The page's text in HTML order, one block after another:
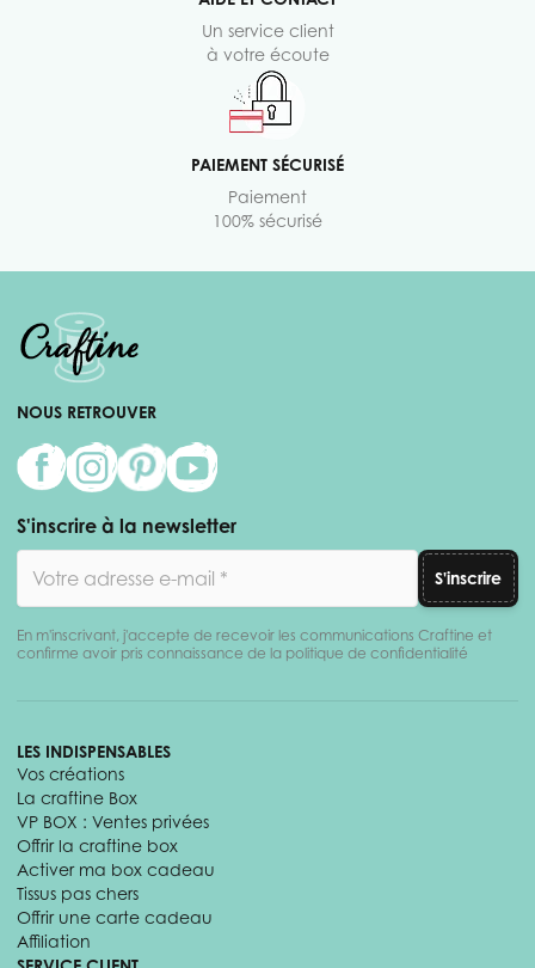
Un service client
à votre écoute
PAIEMENT SÉCURISÉ
Paiement
100% sécurisé
NOUS RETROUVER
S'inscrire à la newsletter
S'inscrire
En m'inscrivant, j'accepte de recevoir les communications Craftine et
confirme avoir pris connaissance de la politique de confidentialité
LES INDISPENSABLES
Vos créations
La craftine Box
VP BOX : Ventes privées
Offrir la craftine box
Activer ma box cadeau
Tissus pas chers
Offrir une carte cadeau
Affiliation